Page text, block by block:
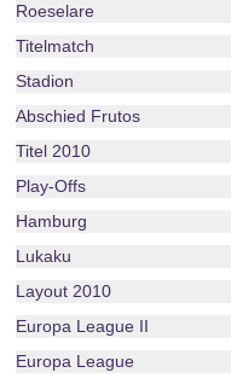
Roeselare
Titelmatch
Stadion
Abschied Frutos
Titel 2010
Play-Offs
Hamburg
Lukaku
Layout 2010
Europa League II
Europa League